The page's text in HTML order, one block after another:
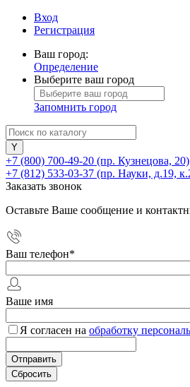
Вход
Регистрация
Ваш город:
Определение
Выберите ваш город
Запомнить город
+7 (800) 700-49-20 (пр. Кузнецова, 20)
+7 (812) 533-03-37 (пр. Науки, д.19,
Заказать звонок
Оставьте Ваше сообщение и
Ваш телефон*
Ваше имя
Я согласен на обработку